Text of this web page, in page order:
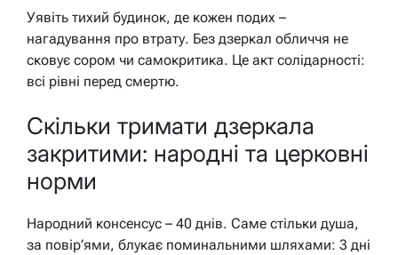
Уявіть тихий будинок, де кожен подих –
нагадування про втрату. Без дзеркал обличчя не
сковує сором чи самокритика. Це акт солідарності:
всі рівні перед смертю.
Скільки тримати дзеркала
закритими: народні та церковні
норми
Народний консенсус – 40 днів. Саме стільки душа,
за повір’ями, блукає поминальними шляхами: 3 дні